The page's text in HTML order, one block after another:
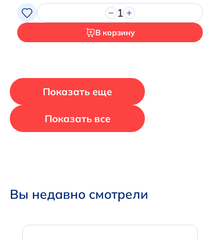
1
В корзину
Показать еще
Показать все
Вы недавно смотрели